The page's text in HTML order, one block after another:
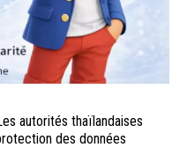
autorités thaïlandaises
des données